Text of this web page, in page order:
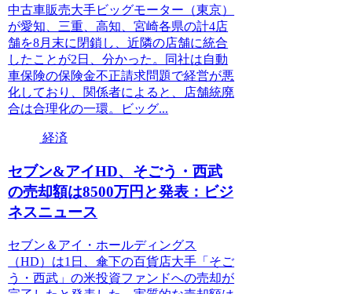
中古車販売大手ビッグモーター（東京）
が愛知、三重、高知、宮崎各県の計4店
舗を8月末に閉鎖し、近隣の店舗に統合
したことが2日、分かった。同社は自動
車保険の保険金不正請求問題で経営が悪
化しており、関係者によると、店舗統廃
合は合理化の一環。ビッグ...
経済
セブン&アイHD、そごう・西武
の売却額は8500万円と発表：ビジ
ネスニュース
セブン＆アイ・ホールディングス
（HD）は1日、傘下の百貨店大手「そご
う・西武」の米投資ファンドへの売却が